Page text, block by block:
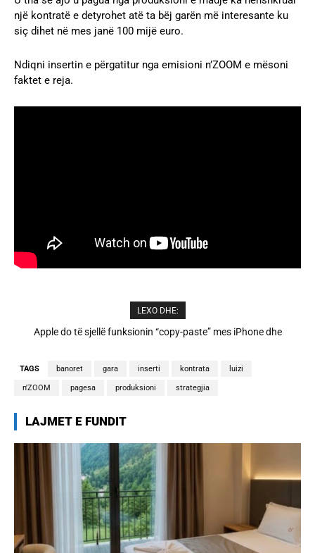
një kontratë e detyrohet atë ta bëj garën më interesante ku
siç dihet në mes janë 100 mijë euro.
Ndiqni insertin e përgatitur nga emisioni n’ZOOM e mësoni
faktet e reja.
LEXO DHE:
Cristiano Ronaldo dhe Georgina martohen këtë të shtunë,
TAGS banoret gara inserti kontrata luizi
n'ZOOM pagesa produksioni strategjia
LAJMET E FUNDIT